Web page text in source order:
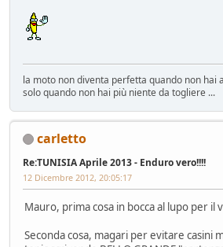
la moto non diventa perfetta quando non hai
solo quando non hai più niente da togliere ...
carletto
Re:TUNISIA Aprile 2013 - Enduro vero!!!!
12 Dicembre 2012, 20:05:17
Mauro, prima cosa in bocca al lupo per il
Seconda cosa, magari per evitare casini